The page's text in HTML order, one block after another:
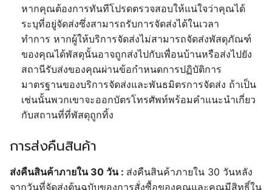
หากคุณต้องการทันทีโปรดตรวจสอบให้แน่ใจว่าคุณได้
ระบุที่อยู่จัดส่งซึ่งสามารถรับการจัดส่งได้ในเวลา
ทำการ หากผู้ให้บริการจัดส่งไม่สามารถจัดส่งพัสดุภัณฑ์
ของคุณได้พัสดุนั้นอาจถูกส่งไปกับเพื่อนบ้านหรือส่งไปยัง
สถานีรับส่งของคุณผ่านข้อกำหนดการปฏิบัติการ
มาตรฐานของบริการจัดส่งและพันธมิตรการจัดส่ง ถ้าเป็น
เช่นนั้นพวกเขาจะออกบัตรโทรศัพท์พร้อมคำแนะนำเกี่ยว
กับสถานที่ที่พัสดุถูกทิ้ง
การส่งคืนสินค้า
ส่งคืนสินค้าภายใน 30 วัน : ส่งคืนสินค้าภายใน 30 วันหลัง
จากวันที่จัดส่งต้นฉบับของการสั่งซื้อของคุณและคุณมีสิทธิ์ใน